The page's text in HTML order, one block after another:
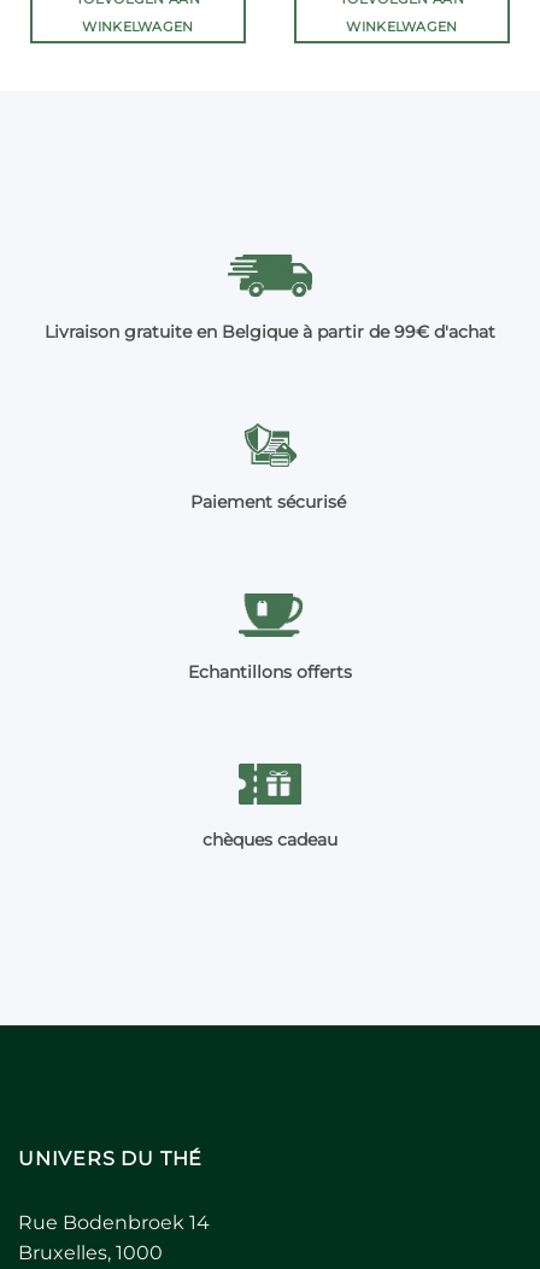
WINKELWAGEN
WINKELWAGEN
Livraison gratuite en Belgique à partir de 99€ d'achat
Paiement sécurisé
Echantillons offerts
chèques cadeau
UNIVERS DU THÉ
Rue Bodenbroek 14
Bruxelles, 1000